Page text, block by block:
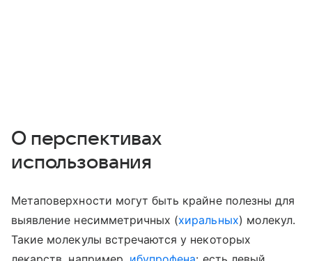
О перспективах
использования
Метаповерхности могут быть крайне полезны для
выявление несимметричных (хиральных) молекул.
Такие молекулы встречаются у некоторых